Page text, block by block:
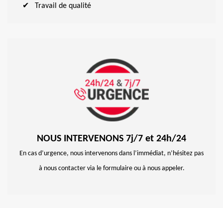
Travail de qualité
NOUS INTERVENONS 7j/7 et 24h/24
En cas d’urgence, nous intervenons dans l’immédiat, n’hésitez pas
à nous contacter via le formulaire ou à nous appeler.